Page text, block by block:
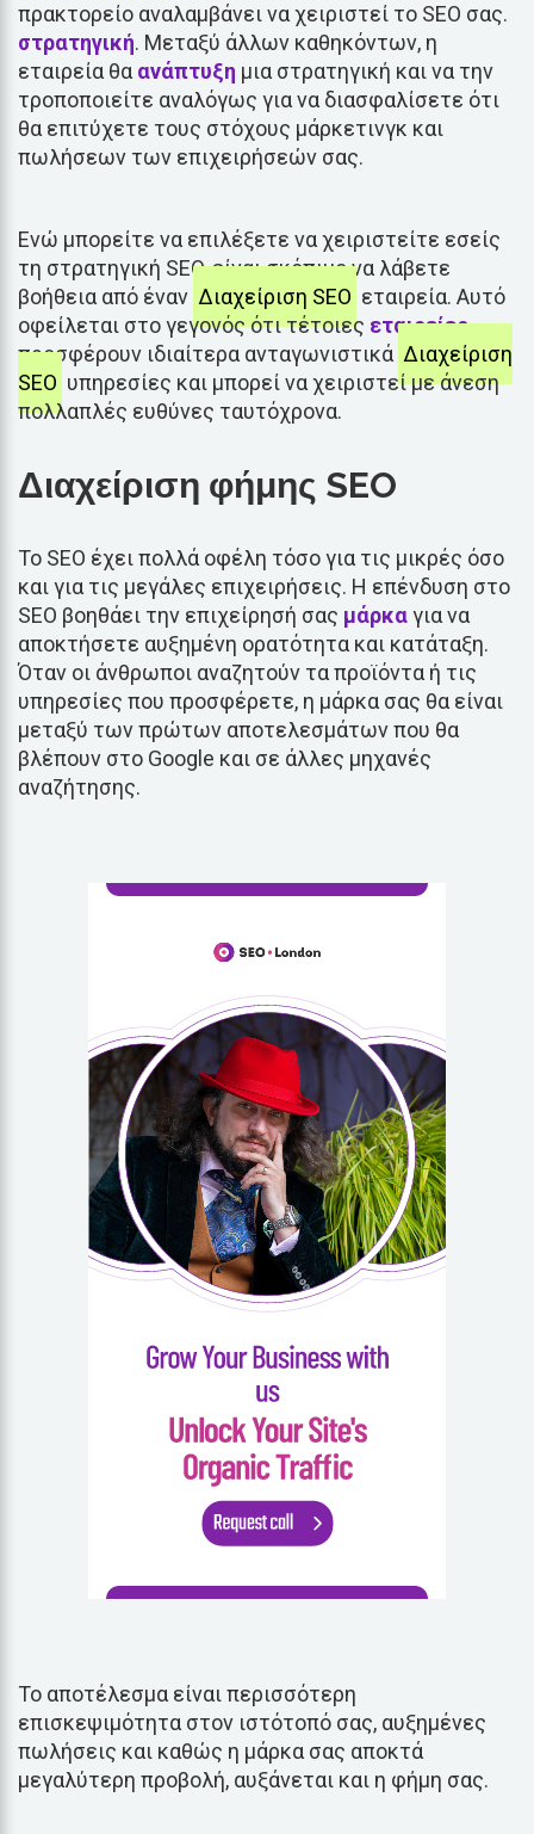
πρακτορείο αναλαμβάνει να χειριστεί το SEO σας.
στρατηγική. Μεταξύ άλλων καθηκόντων, η
εταιρεία θα ανάπτυξη μια στρατηγική και να την
τροποποιείτε αναλόγως για να διασφαλίσετε ότι
θα επιτύχετε τους στόχους μάρκετινγκ και
πωλήσεων των επιχειρήσεών σας.
Ενώ μπορείτε να επιλέξετε να χειριστείτε εσείς
τη στρατηγική SEO, είναι σκόπιμο να λάβετε
βοήθεια από έναν Διαχείριση SEO εταιρεία. Αυτό
οφείλεται στο γεγονός ότι τέτοιες εταιρείες
προσφέρουν ιδιαίτερα ανταγωνιστικά Διαχείριση
SEO υπηρεσίες και μπορεί να χειριστεί με άνεση
πολλαπλές ευθύνες ταυτόχρονα.
Διαχείριση φήμης SEO
Το SEO έχει πολλά οφέλη τόσο για τις μικρές όσο
και για τις μεγάλες επιχειρήσεις. Η επένδυση στο
SEO βοηθάει την επιχείρησή σας μάρκαγια να
αποκτήσετε αυξημένη ορατότητα και κατάταξη.
Όταν οι άνθρωποι αναζητούν τα προϊόντα ή τις
υπηρεσίες που προσφέρετε, η μάρκα σας θα είναι
μεταξύ των πρώτων αποτελεσμάτων που θα
βλέπουν στο Google και σε άλλες μηχανές
αναζήτησης.
Το αποτέλεσμα είναι περισσότερη
επισκεψιμότητα στον ιστότοπό σας, αυξημένες
πωλήσεις και καθώς η μάρκα σας αποκτά
μεγαλύτερη προβολή, αυξάνεται και η φήμη σας.